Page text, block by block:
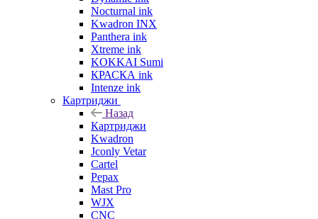
Nocturnal ink
Kwadron INX
Panthera ink
Xtreme ink
KOKKAI Sumi
КРАСКА ink
Intenze ink
Картриджи
Назад
Картриджи
Kwadron
Jconly Vetar
Cartel
Pepax
Mast Pro
WJX
CNC